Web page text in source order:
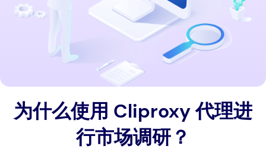
为什么使用 Cliproxy 代理进
行市场调研？